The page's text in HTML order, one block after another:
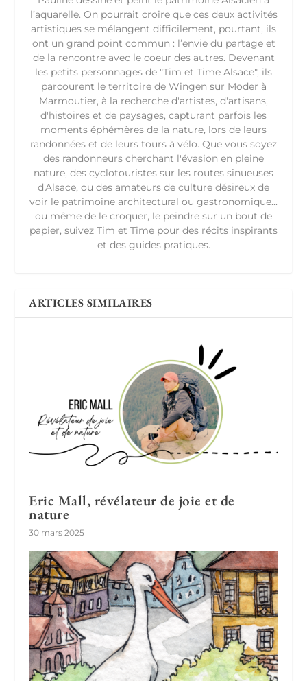
l’aquarelle. On pourrait croire que ces deux activités
artistiques se mélangent difficilement, pourtant, ils
ont un grand point commun : l’envie du partage et
de la rencontre avec le coeur des autres. Devenant
les petits personnages de "Tim et Time Alsace", ils
parcourent le territoire de Wingen sur Moder à
Marmoutier, à la recherche d'artistes, d'artisans,
d'histoires et de paysages, capturant parfois les
moments éphémères de la nature, lors de leurs
randonnées et de leurs tours à vélo. Que vous soyez
des randonneurs cherchant l'évasion en pleine
nature, des cyclotouristes sur les routes sinueuses
d'Alsace, ou des amateurs de culture désireux de
voir le patrimoine architectural ou gastronomique...
ou même de le croquer, le peindre sur un bout de
papier, suivez Tim et Time pour des récits inspirants
et des guides pratiques.
ARTICLES SIMILAIRES
Eric Mall, révélateur de joie et de
nature
30 mars 2025